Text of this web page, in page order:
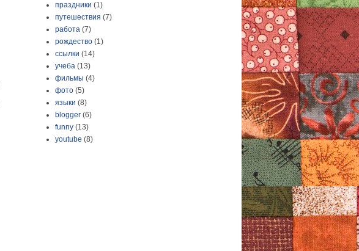
праздники (1)
путешествия (7)
работа (7)
рождество (1)
ссылки (14)
учеба (13)
фильмы (4)
фото (5)
языки (8)
blogger (6)
funny (13)
youtube (8)